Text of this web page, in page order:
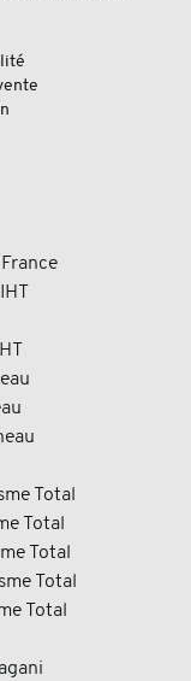
Total
Total
Total
Total
Total